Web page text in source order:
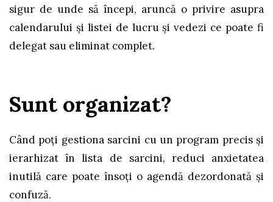
sigur de unde să începi, aruncă o privire asupra
calendarului și listei de lucru și vedezi ce poate fi
delegat sau eliminat complet.
Sunt organizat?
Când poţi gestiona sarcini cu un program precis și
ierarhizat în lista de sarcini, reduci anxietatea
inutilă care poate însoți o agendă dezordonată și
confuză.